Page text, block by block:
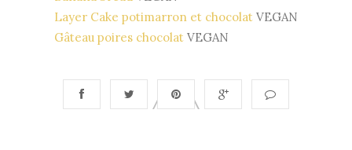
Layer Cake potimarron et chocolat VEGAN
Gâteau poires chocolat VEGAN